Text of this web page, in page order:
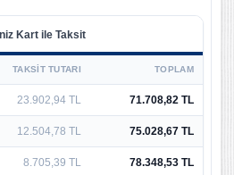
Kart ile Taksit
TAKSIT TUTARI TOPLAM
23.902,94 TL 71.708,82 TL
12.504,78 TL 75.028,67 TL
8.705,39 TL 78.348,53 TL